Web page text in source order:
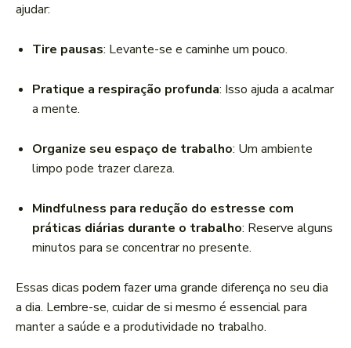
ajudar:
Tire pausas: Levante-se e caminhe um pouco.
Pratique a respiração profunda: Isso ajuda a acalmar
a mente.
Organize seu espaço de trabalho: Um ambiente
limpo pode trazer clareza.
Mindfulness para redução do estresse com
práticas diárias durante o trabalho: Reserve alguns
minutos para se concentrar no presente.
Essas dicas podem fazer uma grande diferença no seu dia
a dia. Lembre-se, cuidar de si mesmo é essencial para
manter a saúde e a produtividade no trabalho.